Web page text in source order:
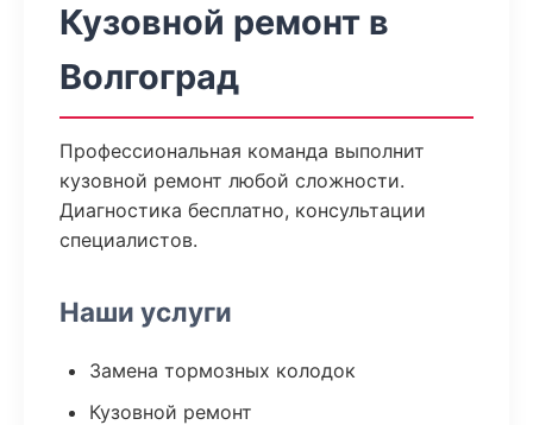
Кузовной ремонт в
Волгоград
Профессиональная команда выполнит
кузовной ремонт любой сложности.
Диагностика бесплатно, консультации
специалистов.
Наши услуги
Замена тормозных колодок
Кузовной ремонт